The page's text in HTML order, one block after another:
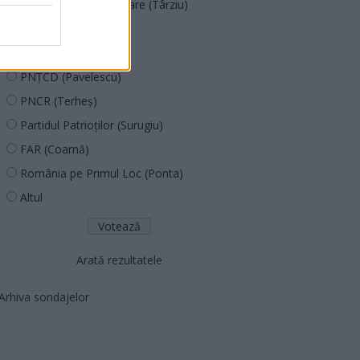
Acțiunea Conservatoare (Târziu)
PNȚCD (Pavelescu)
PNCR (Terheș)
Partidul Patrioților (Surugiu)
FAR (Coarnă)
România pe Primul Loc (Ponta)
Altul
Arată rezultatele
sondajelor